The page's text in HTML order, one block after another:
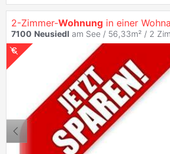
2-Zimmer-Wohnung in einer Wohnanlage
7100 Neusiedl am See / 56,33m² / 2